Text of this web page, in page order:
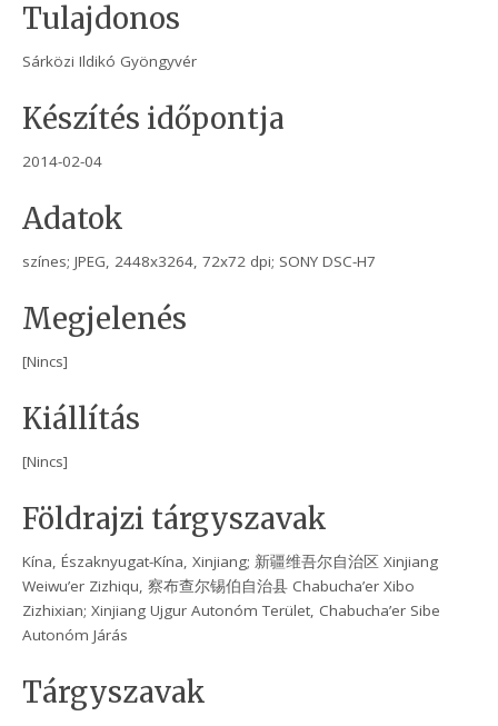
Tulajdonos
Sárközi Ildikó Gyöngyvér
Készítés időpontja
2014-02-04
Adatok
színes; JPEG, 2448x3264, 72x72 dpi; SONY DSC-H7
Megjelenés
[Nincs]
Kiállítás
[Nincs]
Földrajzi tárgyszavak
Kína, Északnyugat-Kína, Xinjiang; 新疆维吾尔自治区 Xinjiang
Weiwu’er Zizhiqu, 察布查尔锡伯自治县 Chabucha’er Xibo
Zizhixian; Xinjiang Ujgur Autonóm Terület, Chabucha’er Sibe
Autonóm Járás
Tárgyszavak